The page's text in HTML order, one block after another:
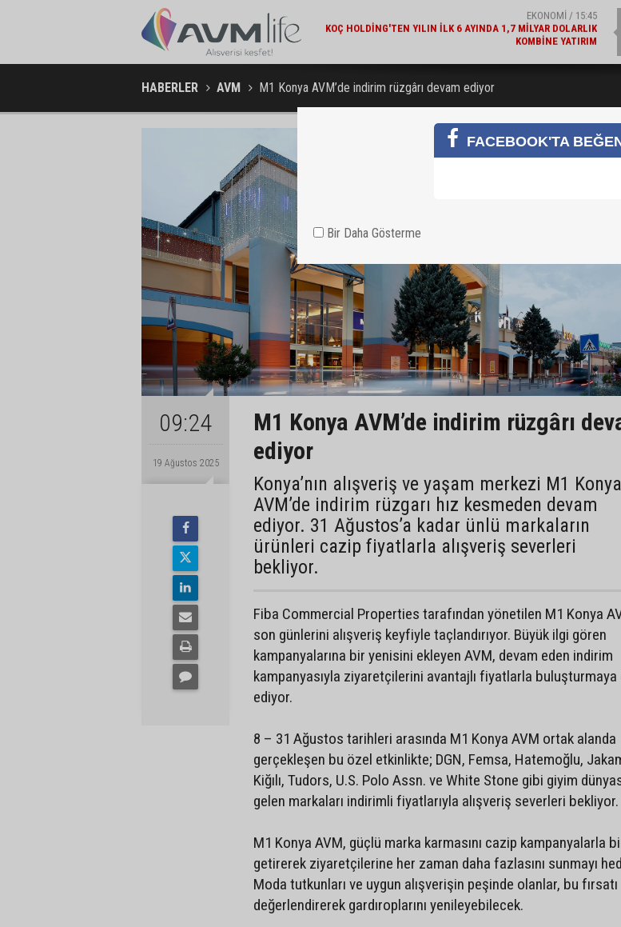
EKONOMI / 15:45
KOÇ HOLDING'TEN YILIN İLK 6 AYINDA 1,7 MILYAR DOLARLIK
KOMBINE YATIRIM
GÜNCEL / 15:21
AMBALAJLI SU ÜRETICILERI DERNEĞI'NDEN 2030 UYARISI
HABERLER AVM M1 Konya AVM’de indirim rüzgârı devam ediyor
09:24
19 Ağustos 2025
M1 Konya AVM’de indirim rüzgârı
ediyor
Konya’nın alışveriş ve yaşam merkezi M1 Konya
AVM’de indirim rüzgarı hız kesmeden devam
ediyor. 31 Ağustos’a kadar ünlü markaların
ürünleri cazip fiyatlarla alışveriş severleri
bekliyor.
Fiba Commercial Properties tarafından yönetilen M1 Konya
son günlerini alışveriş keyfiyle taçlandırıyor. Büyük ilgi gören
kampanyalarına bir yenisini ekleyen AVM, devam eden indirim
kampanyasıyla ziyaretçilerini avantajlı fiyatlarla buluşturmaya
ediyor.
8 – 31 Ağustos tarihleri arasında M1 Konya AVM ortak alanda
gerçekleşen bu özel etkinlikte; DGN, Femsa, Hatemoğlu,
Kiğılı, Tudors, U.S. Polo Assn. ve White Stone gibi giyim
gelen markaları indirimli fiyatlarıyla alışveriş severleri bekliyor.
M1 Konya AVM, güçlü marka karmasını cazip kampanyalarla
getirerek ziyaretçilerine her zaman daha fazlasını sunmayı
Moda tutkunları ve uygun alışverişin peşinde olanlar, bu fırsatı
değerlendirerek gardıroplarını yenileyebilecek.
FACEBOOK'TA
Bir Daha Gösterme